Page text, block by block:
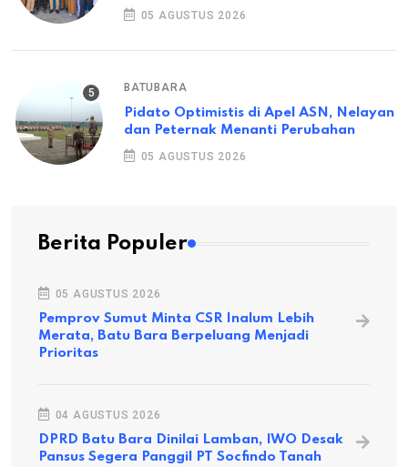
05 AGUSTUS 2026
BATUBARA
Pidato Optimistis di Apel ASN, Nelayan
dan Peternak Menanti Perubahan
05 AGUSTUS 2026
Berita Populer
05 AGUSTUS 2026
Pemprov Sumut Minta CSR Inalum Lebih
Merata, Batu Bara Berpeluang Menjadi
Prioritas
04 AGUSTUS 2026
DPRD Batu Bara Dinilai Lamban, IWO Desak
Pansus Segera Panggil PT Socfindo Tanah